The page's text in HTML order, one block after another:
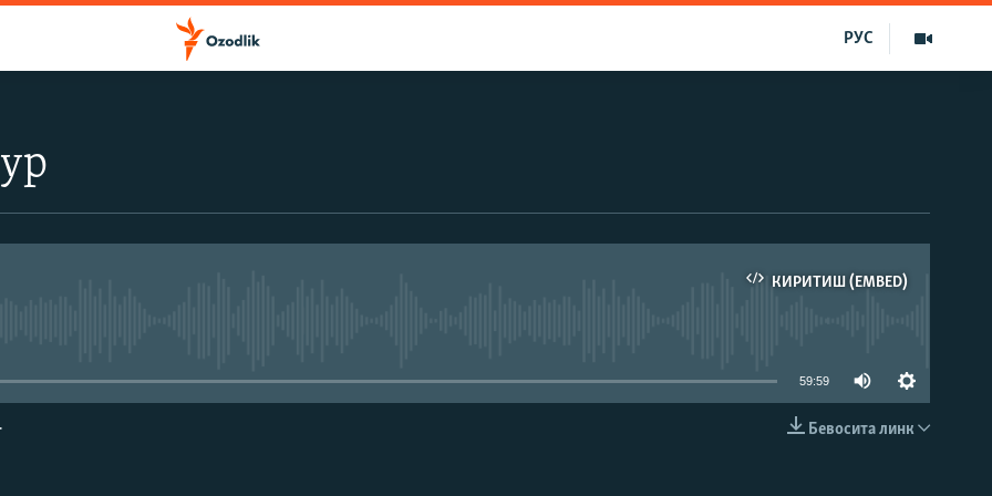
РУС
КИРИТИШ (EMBED)
59:59
Бевосита линк